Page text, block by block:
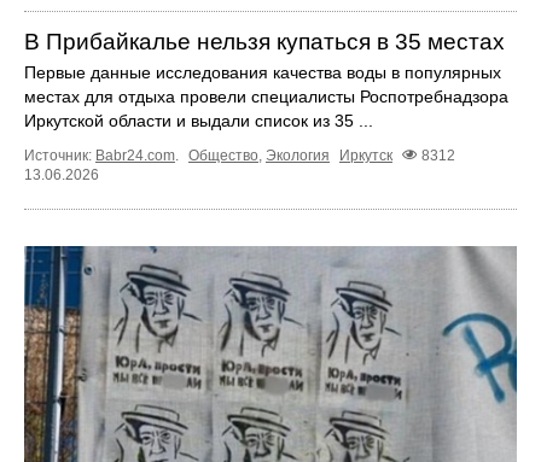
В Прибайкалье нельзя купаться в 35 местах
Первые данные исследования качества воды в популярных
местах для отдыха провели специалисты Роспотребнадзора
Иркутской области и выдали список из 35 ...
Источник: Babr24.com Общество Экология Иркутск
8312
13.06.2026